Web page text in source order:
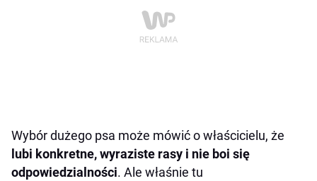
Wybór dużego psa może mówić o właścicielu, że
lubi konkretne, wyraziste rasy i nie boi się
odpowiedzialności. Ale właśnie tu